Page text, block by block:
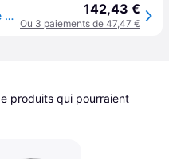
Casque vélo de route POC Omne Air MIPS (Pargasite Green Matt) 142,43 €
Ou 3 paiements de 47,47 €
produits qui pourraient